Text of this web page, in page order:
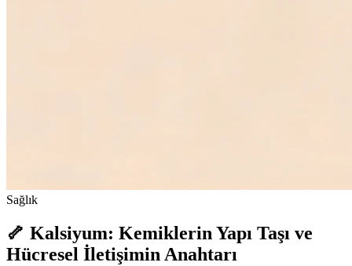
Sağlık
🦴 Kalsiyum: Kemiklerin Yapı Taşı ve
Hücresel İletişimin Anahtarı